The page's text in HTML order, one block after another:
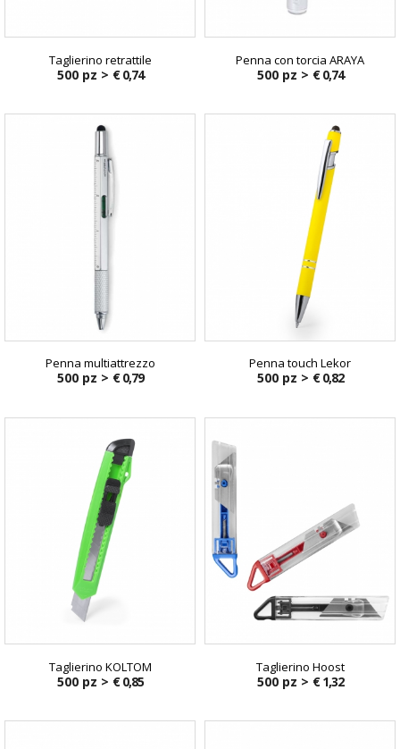
Taglierino retrattile
500 pz > € 0,74
Penna con torcia ARAYA
500 pz > € 0,74
Penna multiattrezzo
500 pz > € 0,79
Penna touch Lekor
500 pz > € 0,82
Taglierino KOLTOM
500 pz > € 0,85
Taglierino Hoost
500 pz > € 1,32